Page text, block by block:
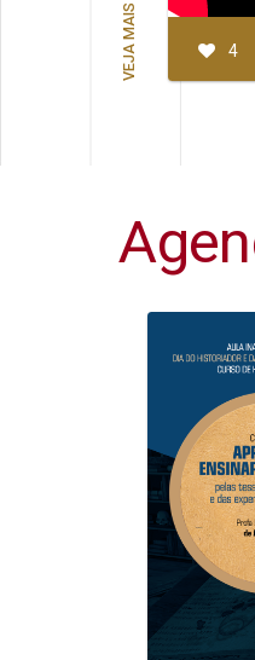
VEJA MAIS 4